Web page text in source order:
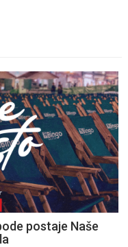
postaje Naše